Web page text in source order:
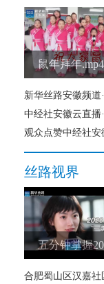
鼠年拜年.mp4
新华丝路安徽频道
中经社安徽云直播
观众点赞中经社安
丝路视界
合肥蜀山区汉嘉